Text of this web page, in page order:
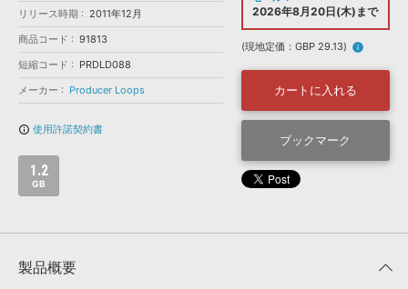
効果音 »
BGM »
お問い合わせ » 無償のサウンド管理ソフト
次世代型 ボーカル・エディタ
APS 映像のBGM・セリフを音声分離
SLS
リリース時期
2011年12月
商品コード
91813
短縮コード
PRDLD088
メーカー
Producer Loops
info_outline 使用許諾契約書
1.2
GB
2026年8月20日(木)まで
(現地定価：GBP 29.13) info
カートに入れる
ブックマーク
製品概要